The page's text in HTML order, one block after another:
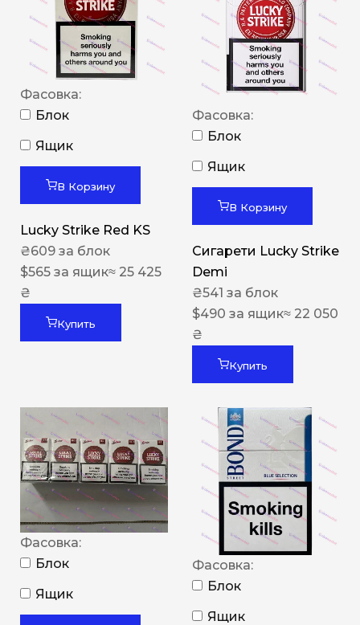
Фасовка:
Блок
Ящик
В Корзину
Lucky Strike Red KS
₴609 за блок
$565 за ящик≈ 25 425
₴
Купить
Фасовка:
Блок
Ящик
В Корзину
Сигарети Lucky Strike
Demi
₴541 за блок
$490 за ящик≈ 22 050
₴
Купить
Фасовка:
Блок
Ящик
Фасовка:
Блок
Ящик